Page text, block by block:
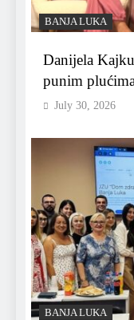
BANJA LUKA
Danijela
punim
July 30, 2026
BANJA LUKA